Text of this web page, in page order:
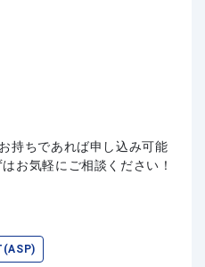
持ちであれば申し込み可能
お気軽にご相談ください！